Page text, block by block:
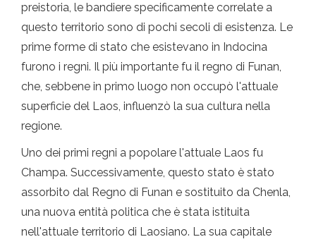
preistoria, le bandiere specificamente correlate a
questo territorio sono di pochi secoli di esistenza. Le
prime forme di stato che esistevano in Indocina
furono i regni. Il più importante fu il regno di Funan,
che, sebbene in primo luogo non occupò l'attuale
superficie del Laos, influenzò la sua cultura nella
regione.
Uno dei primi regni a popolare l'attuale Laos fu
Champa. Successivamente, questo stato è stato
assorbito dal Regno di Funan e sostituito da Chenla,
una nuova entità politica che è stata istituita
nell'attuale territorio di Laosiano. La sua capitale